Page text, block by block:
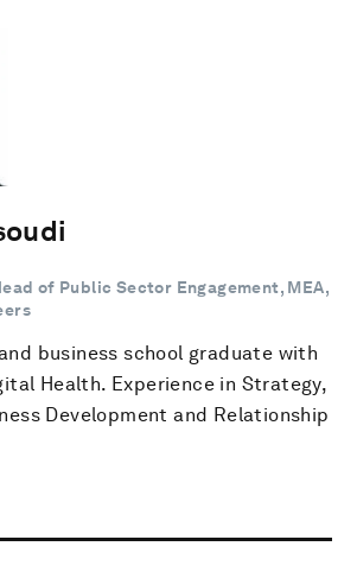
of Public Sector Engagement, MEA,
business school graduate with
Health. Experience in Strategy,
Development and Relationship